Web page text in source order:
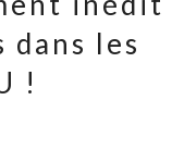
dans les
!